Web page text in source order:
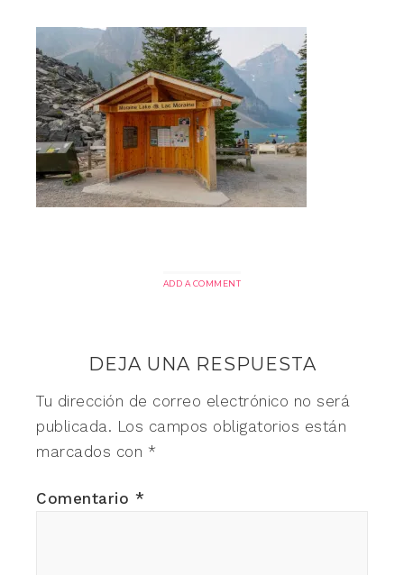
ADD A COMMENT
DEJA UNA RESPUESTA
Tu dirección de correo electrónico no será
publicada. Los campos obligatorios están
marcados con *
Comentario *